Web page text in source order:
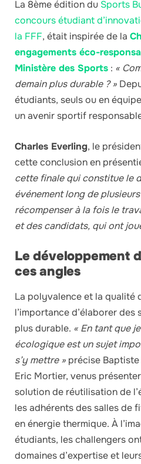
La 8ème édition du Sports
concours étudiant
la FFF, était inspirée de la
engagements éco-
Ministère des Sports : «
demain plus durable ? »
étudiants, seuls ou en
un avenir sportif
Charles Everling, le
cette conclusion en
cette finale qui constitue le
événement long de
récompenser à la fois le
et des candidats, qui ont
Le développement
ces angles
La polyvalence et la qualité
l’importance d’élaborer
plus durable. « En tant que
écologique est un sujet
s’y mettre » précise
Eric Mortier, venus présenter
solution de réutilisation de
les adhérents des salles de
en énergie thermique. À
étudiants, les challengers
domaines d’expertise et